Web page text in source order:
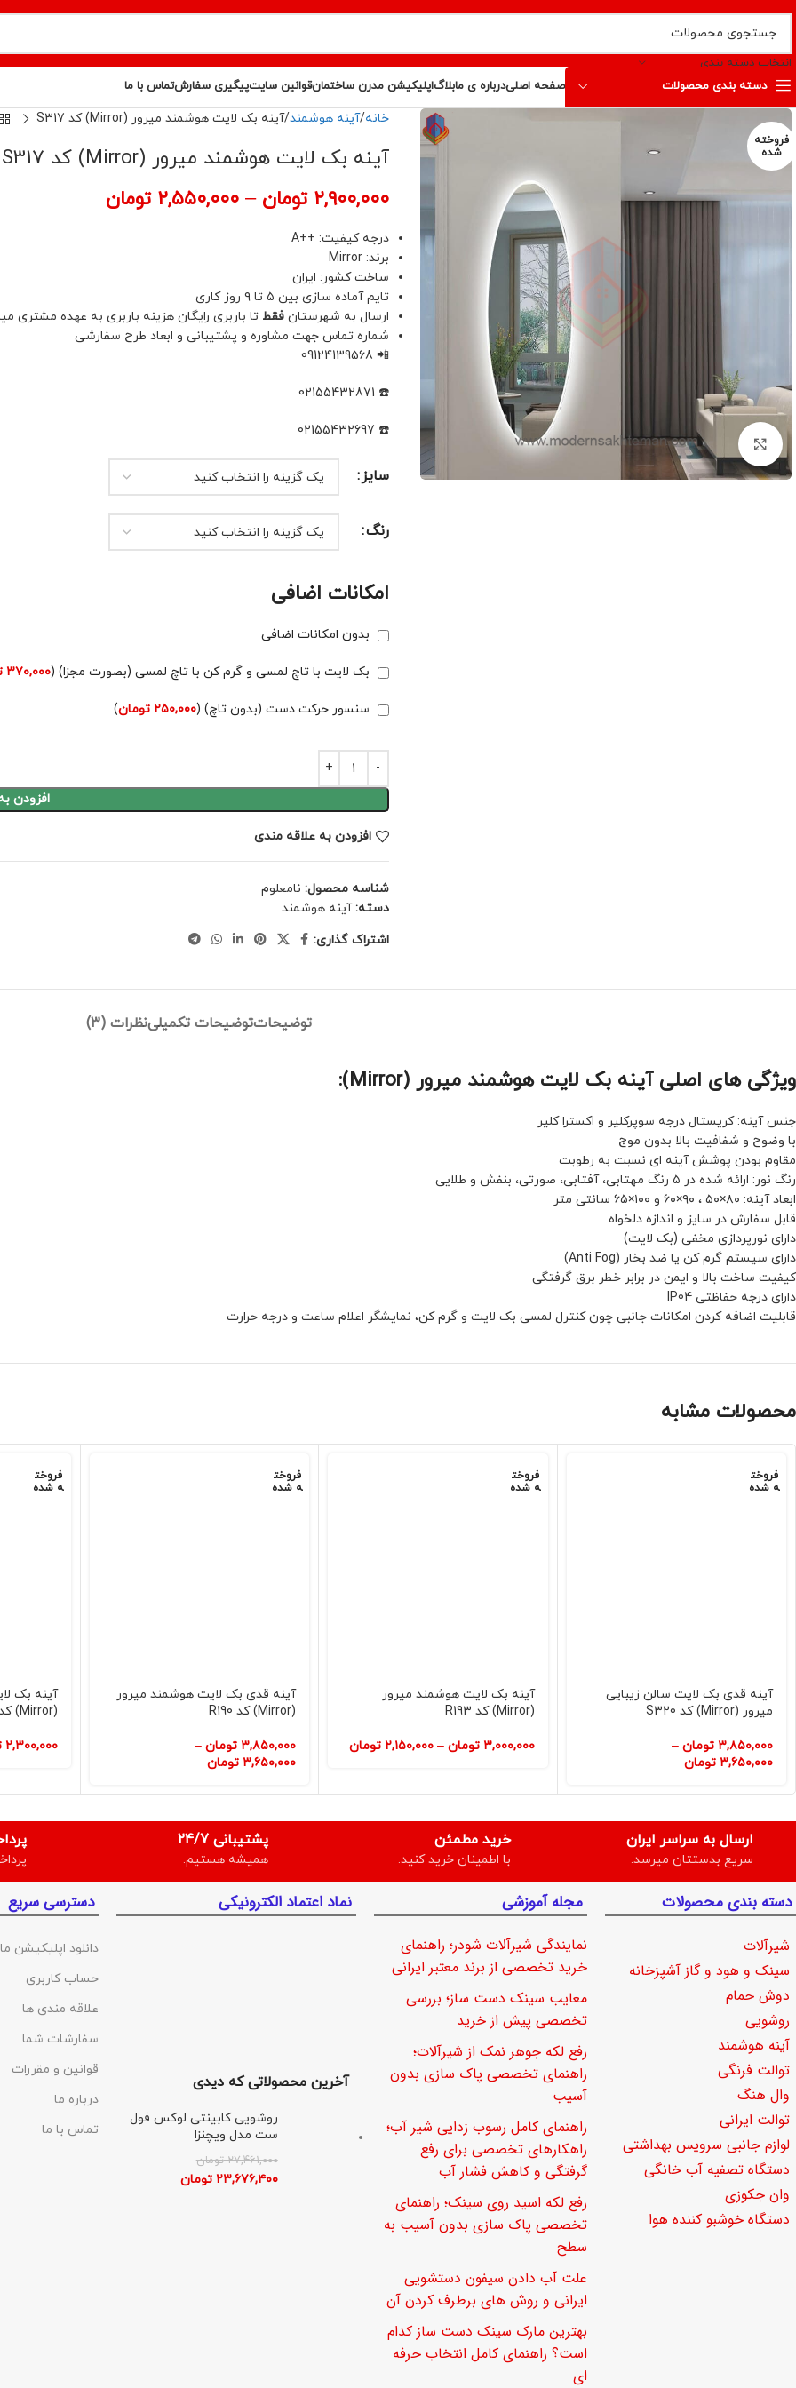
انتخاب دسته بندی
دسته بندی محصولات
صفحه اصلیدرباره ی مابلاگاپلیکیشن مدرن ساختمانقوانین سایتپیگیری سفارشتماس با ما
فروخته
شده
برای بزرگنمایی کلیک کنید
خانه آینه هوشمند آینه بک لایت هوشمند میرور (Mirror) کد S317
آینه بک لایت هوشمند میرور (Mirror) کد S317
۲,۹۰۰,۰۰۰ تومان – ۲,۵۵۰,۰۰۰ تومان
درجه کیفیت: ++A
برند: Mirror
ساخت کشور: ایران
تایم آماده سازی بین ۵ تا ۹ روز کاری
ارسال به شهرستان فقط تا باربری رایگان هزینه باربری به عهده مشتری
شماره تماس جهت مشاوره و پشتیبانی و ابعاد طرح سفارشی
📲 09124139568
☎️ 02155432871
☎️ 02155432697
سایز
رنگ
امکانات اضافی
بدون امکانات اضافی
بک لایت با تاچ لمسی و گرم کن با تاچ لمسی (بصورت مجزا) (۳۷۰,۰۰۰
سنسور حرکت دست (بدون تاچ) (۲۵۰,۰۰۰ تومان)
افزودن
افزودن به علاقه مندی
شناسه محصول: نامعلوم
دسته: آینه هوشمند
اشتراک گذاری:
توضیحاتتوضیحات تکمیلینظرات (3)
ویژگی های اصلی آینه بک لایت هوشمند میرور (Mirror):
جنس آینه: کریستال درجه سوپرکلیر و اکسترا کلیر
با وضوح و شفافیت بالا بدون موج
مقاوم بودن پوشش آینه ای نسبت به رطوبت
رنگ نور: ارائه شده در ۵ رنگ مهتابی، آفتابی، صورتی، بنفش و طلایی
ابعاد آینه: ۸۰×۵۰ ، ۹۰×۶۰ و ۱۰۰×۶۵ سانتی متر
قابل سفارش در سایز و اندازه دلخواه
دارای نورپردازی مخفی (بک لایت)
دارای سیستم گرم کن یا ضد بخار (Anti Fog)
کیفیت ساخت بالا و ایمن در برابر خطر برق گرفتگی
دارای درجه حفاظتی IP04
قابلیت اضافه کردن امکانات جانبی چون کنترل لمسی بک لایت و گرم کن، نمایشگر اعلام ساعت و درجه حرارت
محصولات مشابه
فروخت
ه شده
آینه قدی بک لایت سالن زیبایی
میرور (Mirror) کد S320
۳,۸۵۰,۰۰۰ تومان –
۳,۶۵۰,۰۰۰ تومان
فروخت
ه شده
آینه بک لایت هوشمند میرور
(Mirror) کد R193
۳,۰۰۰,۰۰۰ تومان – ۲,۱۵۰,۰۰۰ تومان
فروخت
ه شده
آینه قدی بک لایت هوشمند میرور
(Mirror) کد R190
۳,۸۵۰,۰۰۰ تومان –
۳,۶۵۰,۰۰۰ تومان
فروخت
ه شده
آینه بک
(Mirror) کد C232
۲,۳۰۰,۰۰۰
ارسال به سراسر ایران
سریع بدستتان میرسد.
خرید مطمئن
با اطمینان خرید کنید.
پشتیبانی 24/7
همیشه هستیم.
دسته بندی محصولات
شیرآلات
سینک و هود و گاز آشپزخانه
دوش حمام
روشویی
آینه هوشمند
توالت فرنگی
وال هنگ
توالت ایرانی
لوازم جانبی سرویس بهداشتی
دستگاه تصفیه آب خانگی
وان جکوزی
دستگاه خوشبو کننده هوا
مجله آموزشی
نمایندگی شیرآلات شودر؛ راهنمای
خرید تخصصی از برند معتبر ایرانی
معایب سینک دست ساز؛ بررسی
تخصصی پیش از خرید
رفع لکه جوهر نمک از شیرآلات؛
راهنمای تخصصی پاک سازی بدون
آسیب
راهنمای کامل رسوب زدایی شیر آب؛
راهکارهای تخصصی برای رفع
گرفتگی و کاهش فشار آب
رفع لکه اسید روی سینک؛ راهنمای
تخصصی پاک سازی بدون آسیب به
سطح
علت آب دادن سیفون دستشویی
ایرانی و روش های برطرف کردن آن
بهترین مارک سینک دست ساز کدام
است؟ راهنمای کامل انتخاب حرفه
ای
نماد اعتماد الکترونیکی
آخرین محصولاتی که دیدی
روشویی کابینتی لوکس فول
ست مدل ویچنزا
۲۷,۴۶۱,۰۰۰ تومان
۲۳,۶۷۶,۴۰۰ تومان
دسترسی سریع
دانلود اپلیکیشن ما
حساب کاربری
علاقه مندی ها
سفارشات شما
قوانین و مقررات
درباره ما
تماس با ما